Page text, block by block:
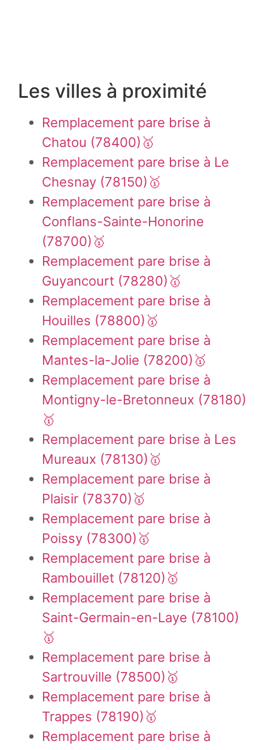
Les villes à proximité
Remplacement pare brise à
Chatou (78400)🥇
Remplacement pare brise à Le
Chesnay (78150)🥇
Remplacement pare brise à
Conflans-Sainte-Honorine
(78700)🥇
Remplacement pare brise à
Guyancourt (78280)🥇
Remplacement pare brise à
Houilles (78800)🥇
Remplacement pare brise à
Mantes-la-Jolie (78200)🥇
Remplacement pare brise à
Montigny-le-Bretonneux (78180)
🥇
Remplacement pare brise à Les
Mureaux (78130)🥇
Remplacement pare brise à
Plaisir (78370)🥇
Remplacement pare brise à
Poissy (78300)🥇
Remplacement pare brise à
Rambouillet (78120)🥇
Remplacement pare brise à
Saint-Germain-en-Laye (78100)
🥇
Remplacement pare brise à
Sartrouville (78500)🥇
Remplacement pare brise à
Trappes (78190)🥇
Remplacement pare brise à